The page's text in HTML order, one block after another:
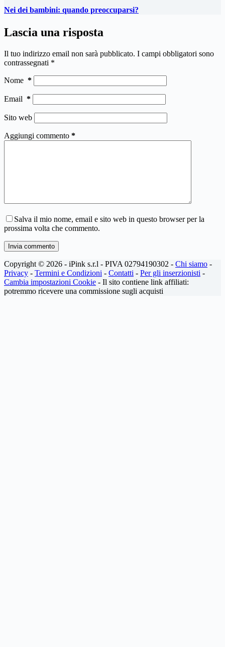
Nei dei bambini: quando preoccuparsi?
Lascia una risposta
Il tuo indirizzo email non sarà pubblicato. I campi obbligatori sono
contrassegnati *
Nome *
Email *
Sito web
Aggiungi commento *
Salva il mio nome, email e sito web in questo browser per la
prossima volta che commento.
Invia commento
Copyright © 2026 - iPink s.r.l - PIVA 02794190302 - Chi siamo -
Privacy - Termini e Condizioni - Contatti - Per gli inserzionisti -
Cambia impostazioni Cookie - Il sito contiene link affiliati:
potremmo ricevere una commissione sugli acquisti